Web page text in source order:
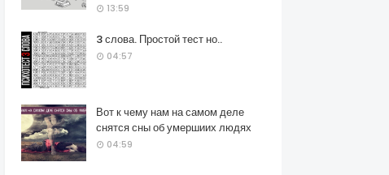
13:59
3 слова. Простой тест но..
04:57
Вот к чему нам на самом деле
снятся сны об умершиих людях
04:59